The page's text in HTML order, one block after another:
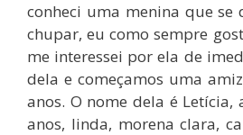
conheci uma menina que se
chupar, eu como sempre
me interessei por ela de
dela e começamos uma
anos. O nome dela é Letícia,
anos, linda, morena clara,